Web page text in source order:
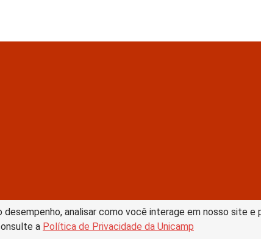
analisar como você interage em nosso site
a Política de Privacidade da Unicamp
–